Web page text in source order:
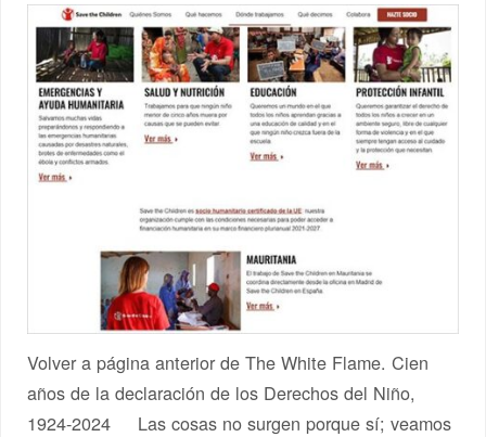
Volver a página anterior de The White Flame. Cien
años de la declaración de los Derechos del Niño,
1924-2024 Las cosas no surgen porque sí; veamos